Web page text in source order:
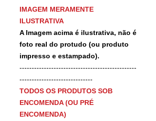
IMAGEM MERAMENTE
ILUSTRATIVA
A Imagem acima é ilustrativa, não é
foto real do protudo (ou produto
impresso e estampado).
------------------------------------------------
------------------------------
TODOS OS PRODUTOS SOB
ENCOMENDA (OU PRÉ
ENCOMENDA)